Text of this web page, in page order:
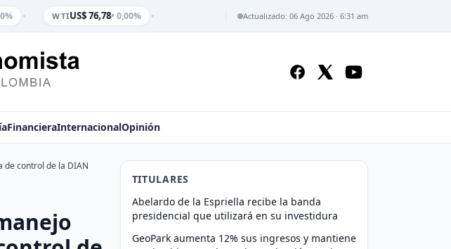
WTIUS$ 76,78• 0,00% Actualizado: 06 Ago 2026 · 6:31 am
FinancieraInternacionalOpinión
de control de la DIAN
TITULARES
Abelardo de la Espriella recibe la banda
presidencial que utilizará en su investidura
GeoPark aumenta 12% sus ingresos y mantiene